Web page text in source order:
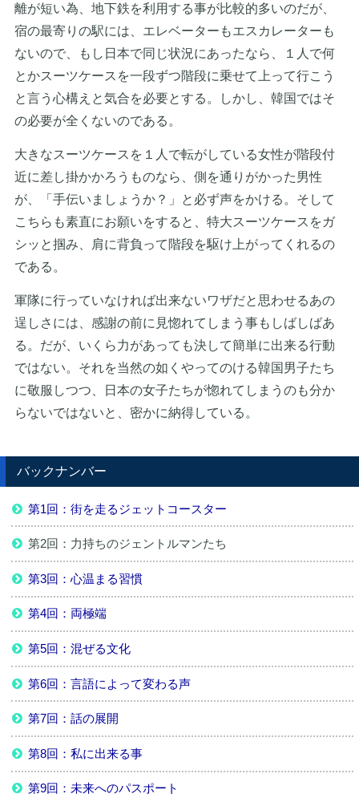
離が短い為、地下鉄を利用する事が比較的多いのだが、
宿の最寄りの駅には、エレベーターもエスカレーターも
ないので、もし日本で同じ状況にあったなら、１人で何
とかスーツケースを一段ずつ階段に乗せて上って行こう
と言う心構えと気合を必要とする。しかし、韓国ではそ
の必要が全くないのである。
大きなスーツケースを１人で転がしている女性が階段付
近に差し掛かかろうものなら、側を通りがかった男性
が、「手伝いましょうか？」と必ず声をかける。そして
こちらも素直にお願いをすると、特大スーツケースをガ
シッと掴み、肩に背負って階段を駆け上がってくれるの
である。
軍隊に行っていなければ出来ないワザだと思わせるあの
逞しさには、感謝の前に見惚れてしまう事もしばしばあ
る。だが、いくら力があっても決して簡単に出来る行動
ではない。それを当然の如くやってのける韓国男子たち
に敬服しつつ、日本の女子たちが惚れてしまうのも分か
らないではないと、密かに納得している。
バックナンバー
第1回：街を走るジェットコースター
第2回：力持ちのジェントルマンたち
第3回：心温まる習慣
第4回：両極端
第5回：混ぜる文化
第6回：言語によって変わる声
第7回：話の展開
第8回：私に出来る事
第9回：未来へのパスポート